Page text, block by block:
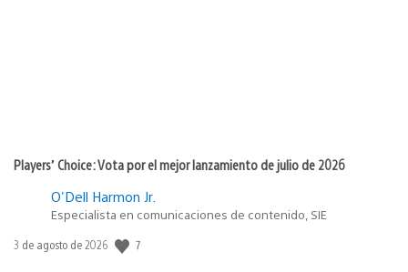
Players’ Choice: Vota por el mejor lanzamiento de julio de 2026
O'Dell Harmon Jr.
Especialista en comunicaciones de contenido, SIE
Fecha
3 de agosto de 2026 7